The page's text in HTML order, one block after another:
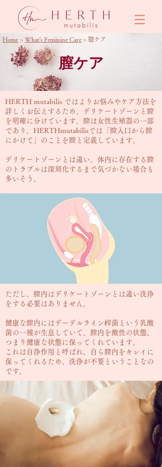
&
Home > What's Feminine Care > 膣ケア
膣ケア
HERTH mutabilis ではよりお悩みやケア方法を
詳しくお伝えするため、デリケートゾーンと膣
を明確に分けています、膣は女性生殖器の一部
であり、HERTHmutabilisでは「膣入口から膣
にかけて」のことを膣と定義しています。
デリケートゾーンとは違い、体内に存在する膣
のトラブルは深刻化するまで気づかない場合も
多いそう。
ただし、膣内はデリケートゾーンとは違い洗浄
をする必要はありません。
健康な膣内にはデーデルライン桿菌という乳酸
菌の一種が生息していて、膣内を酸性の状態、
つまり健康な状態に保ってくれています。
これは自浄作用と呼ばれ、自ら膣内をキレイに
保ってくれるため、洗浄が不要ということなの
です。